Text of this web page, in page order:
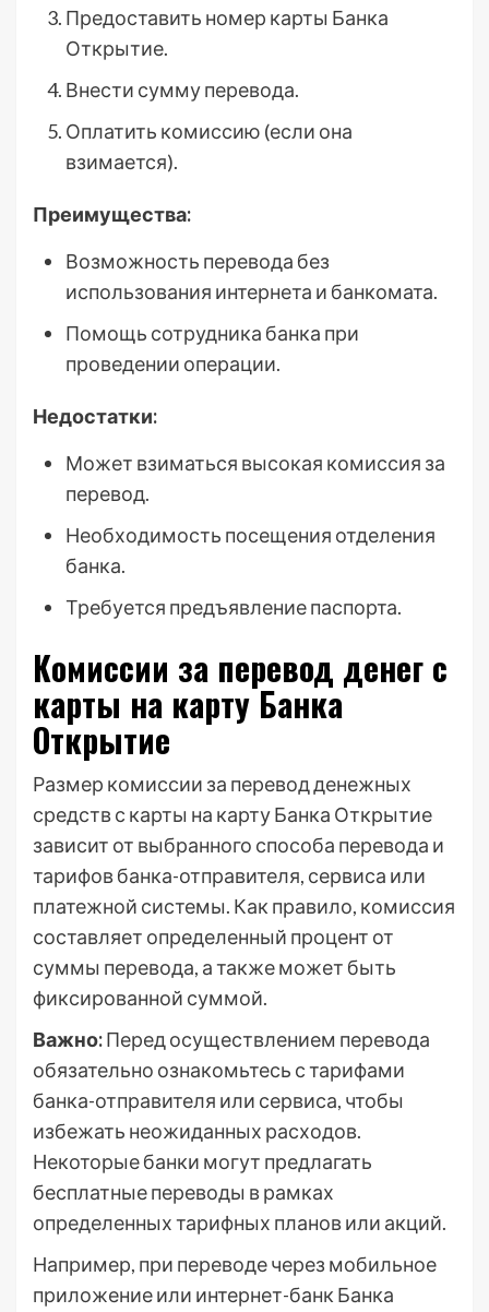
Предоставить номер карты Банка
Открытие.
Внести сумму перевода.
Оплатить комиссию (если она
взимается).
Преимущества:
Возможность перевода без
использования интернета и банкомата.
Помощь сотрудника банка при
проведении операции.
Недостатки:
Может взиматься высокая комиссия за
перевод.
Необходимость посещения отделения
банка.
Требуется предъявление паспорта.
Комиссии за перевод денег с
карты на карту Банка
Открытие
Размер комиссии за перевод денежных
средств с карты на карту Банка Открытие
зависит от выбранного способа перевода и
тарифов банка-отправителя, сервиса или
платежной системы. Как правило, комиссия
составляет определенный процент от
суммы перевода, а также может быть
фиксированной суммой.
Важно:Перед осуществлением перевода
обязательно ознакомьтесь с тарифами
банка-отправителя или сервиса, чтобы
избежать неожиданных расходов.
Некоторые банки могут предлагать
бесплатные переводы в рамках
определенных тарифных планов или акций.
Например, при переводе через мобильное
приложение или интернет-банк Банка